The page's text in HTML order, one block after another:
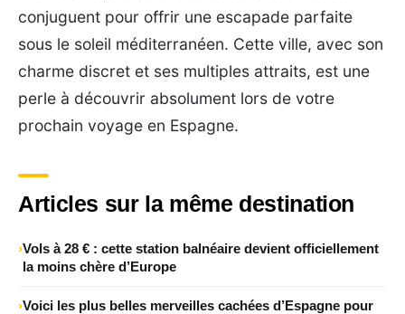
conjuguent pour offrir une escapade parfaite
sous le soleil méditerranéen. Cette ville, avec son
charme discret et ses multiples attraits, est une
perle à découvrir absolument lors de votre
prochain voyage en Espagne.
Articles sur la même destination
Vols à 28 € : cette station balnéaire devient officiellement
la moins chère d’Europe
Voici les plus belles merveilles cachées d’Espagne pour